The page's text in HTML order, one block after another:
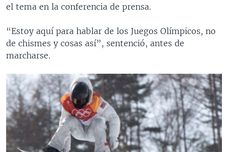
el tema en la conferencia de prensa.
“Estoy aquí para hablar de los Juegos Olímpicos, no
de chismes y cosas así”, sentenció, antes de
marcharse.